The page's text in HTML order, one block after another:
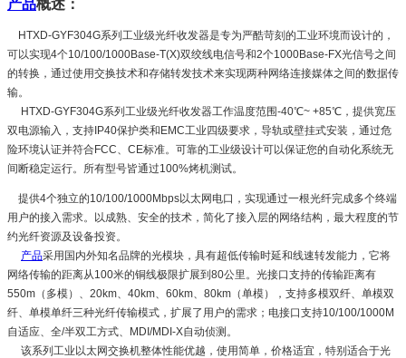
产品概述：
HTXD-GYF304G系列工业级光纤收发器是专为严酷苛刻的工业环境而设计的，
可以实现4个10/100/1000Base-T(X)双绞线电信号和2个1000Base-FX光信号之间
的转换，通过使用交换技术和存储转发技术来实现两种网络连接媒体之间的数据传
输。
HTXD-GYF304G系列工业级光纤收发器工作温度范围-40℃~ +85℃，提供宽压
双电源输入，支持IP40保护类和EMC工业四级要求，导轨或壁挂式安装，通过危
险环境认证并符合FCC、CE标准。可靠的工业级设计可以保证您的自动化系统无
间断稳定运行。所有型号皆通过100%烤机测试。
提供4个独立的10/100/1000Mbps以太网电口，实现通过一根光纤完成多个终端
用户的接入需求。以成熟、安全的技术，简化了接入层的网络结构，最大程度的节
约光纤资源及设备投资。
产品采用国内外知名品牌的光模块，具有超低传输时延和线速转发能力，它将
网络传输的距离从100米的铜线极限扩展到80公里。光接口支持的传输距离有
550m（多模）、20km、40km、60km、80km（单模），支持多模双纤、单模双
纤、单模单纤三种光纤传输模式，扩展了用户的需求；电接口支持10/100/1000M
自适应、全/半双工方式、MDI/MDI-X自动侦测。
该系列工业以太网交换机整体性能优越，使用简单，价格适宜，特别适合于光